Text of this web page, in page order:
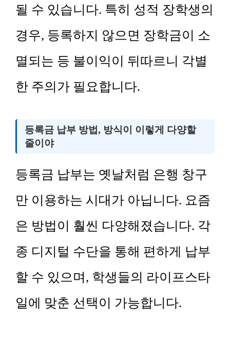
될 수 있습니다. 특히 성적 장학생의
경우, 등록하지 않으면 장학금이 소
멸되는 등 불이익이 뒤따르니 각별
한 주의가 필요합니다.
등록금 납부 방법, 방식이 이렇게 다양할
줄이야
등록금 납부는 옛날처럼 은행 창구
만 이용하는 시대가 아닙니다. 요즘
은 방법이 훨씬 다양해졌습니다. 각
종 디지털 수단을 통해 편하게 납부
할 수 있으며, 학생들의 라이프스타
일에 맞춘 선택이 가능합니다.